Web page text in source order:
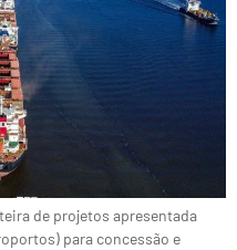
de projetos apresentada
para concessão e